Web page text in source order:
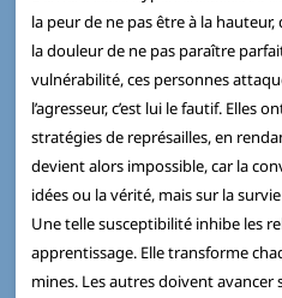
la peur de ne pas être à la hauteur,
la douleur de ne pas paraître
vulnérabilité, ces personnes
l’agresseur, c’est lui le fautif. Elles
stratégies de représailles, en
devient alors impossible, car la
idées ou la vérité, mais sur la
Une telle susceptibilité inhibe les
apprentissage. Elle transforme
mines. Les autres doivent avancer